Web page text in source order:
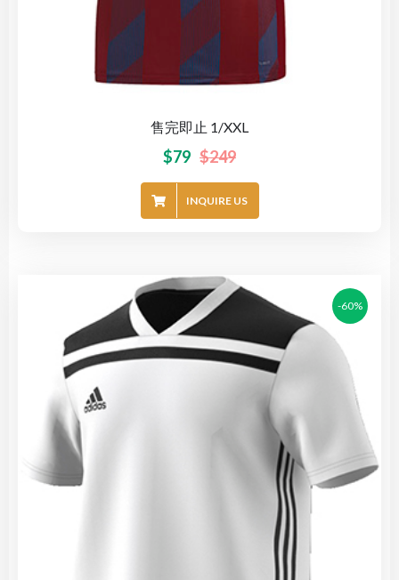
售完即止 1/XXL
$249
$79
INQUIRE US
-60%